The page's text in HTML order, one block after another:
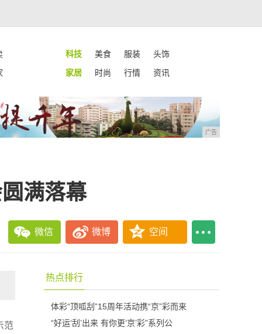
科技 美食 服装
头饰
家居 时尚 行情 资讯
广告
满落幕
微信 微博 空间
范
热点排行
体彩“顶呱刮”15周年活动携“京”彩而来
“好运‘刮’出来 有你更‘京’彩”系列公